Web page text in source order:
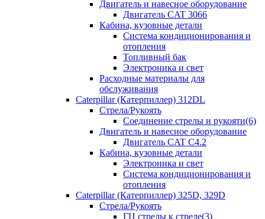
Двигатель и навесное оборудование
Двигатель CAT 3066
Кабина, кузовные детали
Система кондиционирования и
отопления
Топливный бак
Электроника и свет
Расходные материалы для
обслуживания
Caterpillar (Катерпиллер) 312DL
Стрела/Рукоять
Соединение стрелы и рукояти(6)
Двигатель и навесное оборудование
Двигатель CAT С4.2
Кабина, кузовные детали
Электроника и свет
Система кондиционирования и
отопления
Caterpillar (Катерпиллер) 325D, 329D
Стрела/Рукоять
ГЦ стрелы к стреле(3)